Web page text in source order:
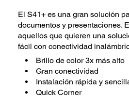
El S41+ es una gran solución
documentos y presentaciones.
aquellos que quieren una
fácil con conectividad
Brillo de color 3x más alto
Gran conectividad
Instalación rápida y
Quick Corner